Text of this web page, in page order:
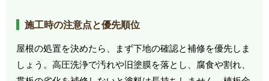
施工時の注意点と優先順位
屋根の処置を決めたら、まず下地の確認と補修を優先しま
しょう。高圧洗浄で汚れや旧塗膜を落とし、腐食や割れ、